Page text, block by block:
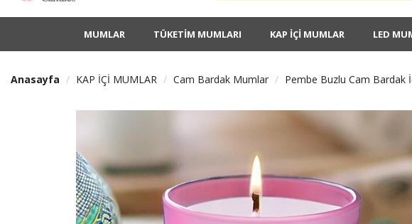
MUMLAR TÜKETİM MUMLARI KAP İÇİ MUMLAR LED
Anasayfa KAP İÇİ MUMLAR Cam Bardak Mumlar Pembe Buzlu Cam Bardak